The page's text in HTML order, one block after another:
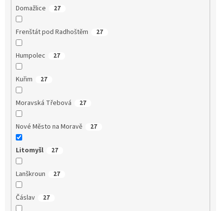
Domažlice 27
Frenštát pod Radhoštěm 27
Humpolec 27
Kuřim 27
Moravská Třebová 27
Nové Město na Moravě 27
Litomyšl 27
Lanškroun 27
Čáslav 27